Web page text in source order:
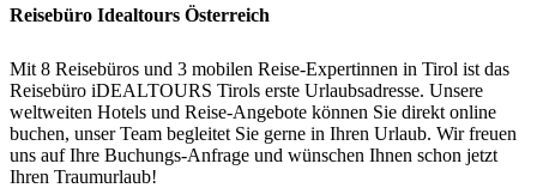
Reisebüro Idealtours Österreich
Mit 8 Reisebüros und 3 mobilen Reise-Expertinnen in Tirol ist das
Reisebüro iDEALTOURS Tirols erste Urlaubsadresse. Unsere
weltweiten Hotels und Reise-Angebote können Sie direkt online
buchen, unser Team begleitet Sie gerne in Ihren Urlaub. Wir freuen
uns auf Ihre Buchungs-Anfrage und wünschen Ihnen schon jetzt
Ihren Traumurlaub!